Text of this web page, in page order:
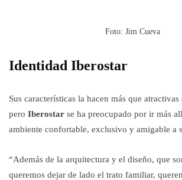
Foto: Jim Cueva
Identidad Iberostar
Sus características la hacen más que
pero Iberostar se ha preocupado por ir más
ambiente confortable, exclusivo y amigable a
“Además de la arquitectura y el diseño, que
queremos dejar de lado el trato familiar,